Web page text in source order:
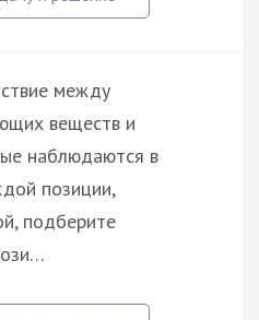
между
веществ и
наблюдаются в
позиции,
подберите